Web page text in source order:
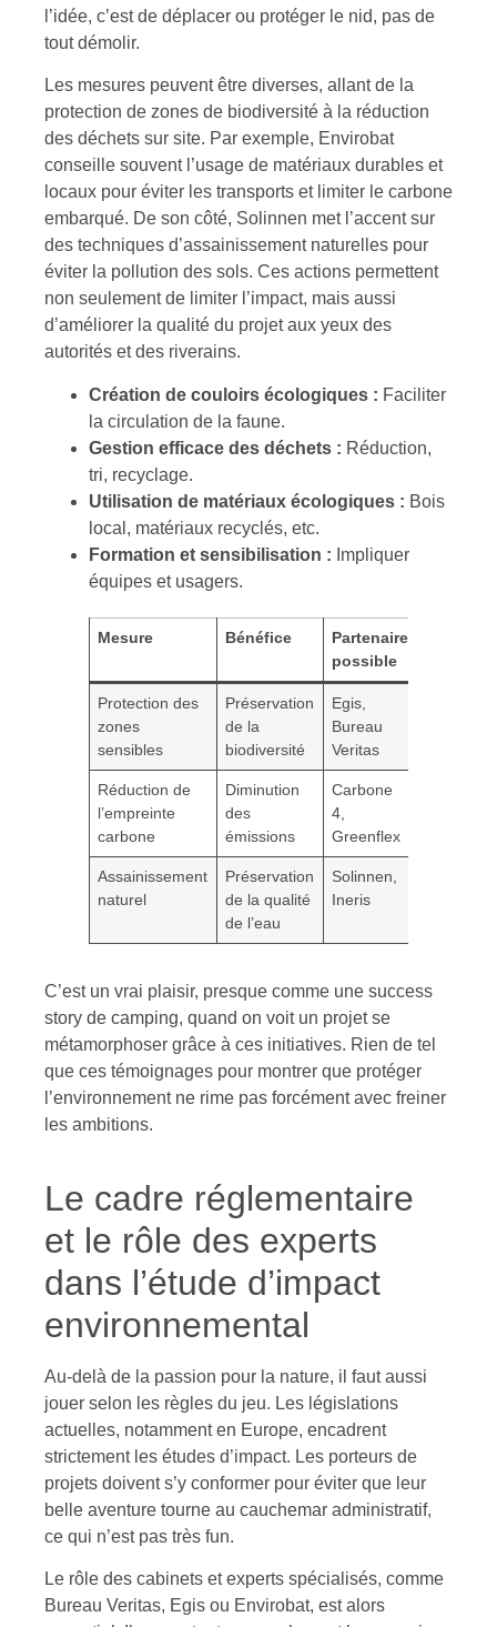
l’idée, c’est de déplacer ou protéger le nid, pas de
tout démolir.
Les mesures peuvent être diverses, allant de la
protection de zones de biodiversité à la réduction
des déchets sur site. Par exemple, Envirobat
conseille souvent l’usage de matériaux durables et
locaux pour éviter les transports et limiter le carbone
embarqué. De son côté, Solinnen met l’accent sur
des techniques d’assainissement naturelles pour
éviter la pollution des sols. Ces actions permettent
non seulement de limiter l’impact, mais aussi
d’améliorer la qualité du projet aux yeux des
autorités et des riverains.
Création de couloirs écologiques : Faciliter
la circulation de la faune.
Gestion efficace des déchets : Réduction,
tri, recyclage.
Utilisation de matériaux écologiques : Bois
local, matériaux recyclés, etc.
Formation et sensibilisation : Impliquer
équipes et usagers.
Mesure Bénéfice
Partenaire
possible
Protection des
zones
sensibles
Préservation
de la
biodiversité
Egis,
Bureau
Veritas
Réduction de
l’empreinte
carbone
Diminution
des
émissions
Carbone
4,
Greenflex
Assainissement
naturel
Préservation
de la qualité
de l’eau
Solinnen,
Ineris
C’est un vrai plaisir, presque comme une success
story de camping, quand on voit un projet se
métamorphoser grâce à ces initiatives. Rien de tel
que ces témoignages pour montrer que protéger
l’environnement ne rime pas forcément avec freiner
les ambitions.
Le cadre réglementaire
et le rôle des experts
dans l’étude d’impact
environnemental
Au-delà de la passion pour la nature, il faut aussi
jouer selon les règles du jeu. Les législations
actuelles, notamment en Europe, encadrent
strictement les études d’impact. Les porteurs de
projets doivent s’y conformer pour éviter que leur
belle aventure tourne au cauchemar administratif,
ce qui n’est pas très fun.
Le rôle des cabinets et experts spécialisés, comme
Bureau Veritas, Egis ou Envirobat, est alors